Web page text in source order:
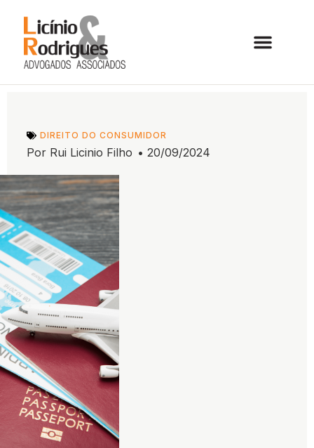
DIREITO DO CONSUMIDOR
Por Rui Licinio Filho • 20/09/2024